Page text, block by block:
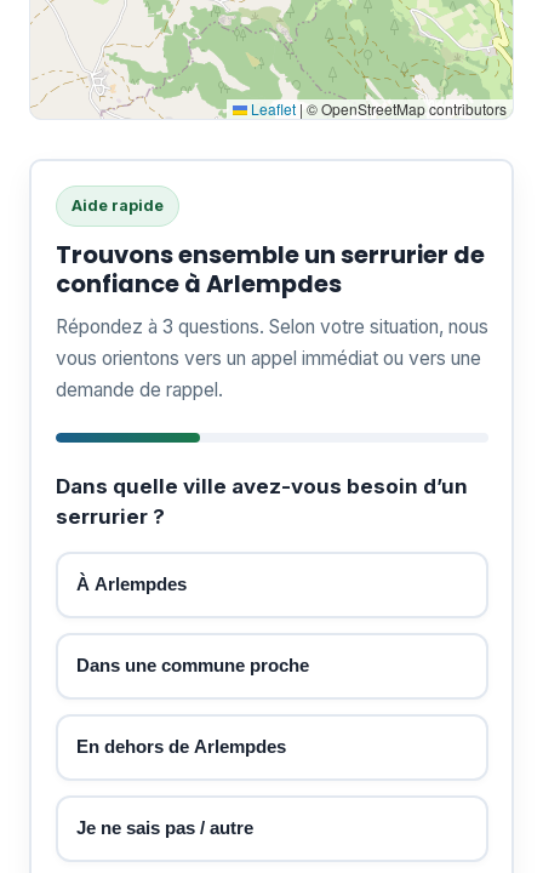
Leaflet | © OpenStreetMap contributors
Aide rapide
Trouvons ensemble un serrurier de
confiance à Arlempdes
Répondez à 3 questions. Selon votre situation, nous
vous orientons vers un appel immédiat ou vers une
demande de rappel.
Dans quelle ville avez-vous besoin d’un
serrurier ?
À Arlempdes
Dans une commune proche
En dehors de Arlempdes
Je ne sais pas / autre